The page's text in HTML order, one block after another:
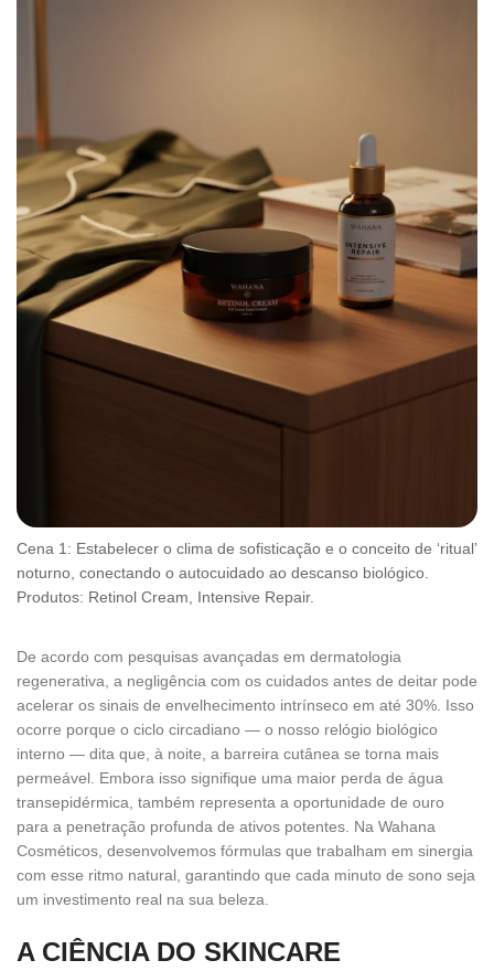
Cena 1: Estabelecer o clima de sofisticação e o conceito de ‘ritual’
noturno, conectando o autocuidado ao descanso biológico.
Produtos: Retinol Cream, Intensive Repair.
De acordo com pesquisas avançadas em dermatologia
regenerativa, a negligência com os cuidados antes de deitar pode
acelerar os sinais de envelhecimento intrínseco em até 30%. Isso
ocorre porque o ciclo circadiano — o nosso relógio biológico
interno — dita que, à noite, a barreira cutânea se torna mais
permeável. Embora isso signifique uma maior perda de água
transepidérmica, também representa a oportunidade de ouro
para a penetração profunda de ativos potentes. Na Wahana
Cosméticos, desenvolvemos fórmulas que trabalham em sinergia
com esse ritmo natural, garantindo que cada minuto de sono seja
um investimento real na sua beleza.
A CIÊNCIA DO SKINCARE